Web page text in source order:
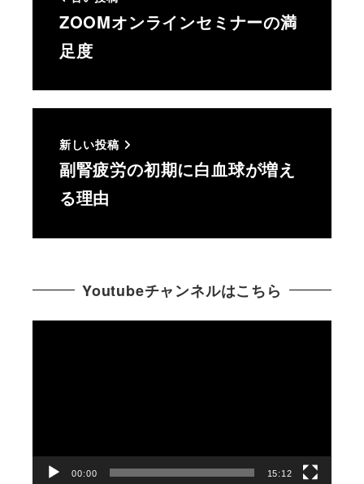
ZOOMオンラインセミナーの満
足度
新しい投稿
副腎疲労の初期に白血球が増え
る理由
Youtubeチャンネルはこちら
00:00 15:12